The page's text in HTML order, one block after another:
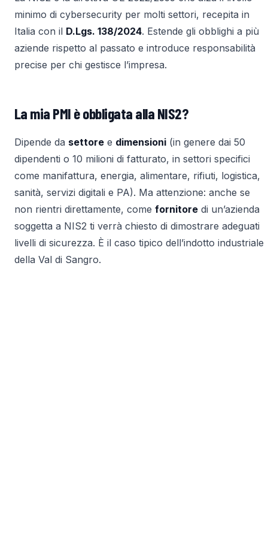
minimo di cybersecurity per molti settori, recepita in
Italia con il D.Lgs. 138/2024. Estende gli obblighi a più
aziende rispetto al passato e introduce responsabilità
precise per chi gestisce l’impresa.
La mia PMI è obbligata alla NIS2?
Dipende da settore e dimensioni (in genere dai 50
dipendenti o 10 milioni di fatturato, in settori specifici
come manifattura, energia, alimentare, rifiuti, logistica,
sanità, servizi digitali e PA). Ma attenzione: anche se
non rientri direttamente, come fornitore di un’azienda
soggetta a NIS2 ti verrà chiesto di dimostrare adeguati
livelli di sicurezza. È il caso tipico dell’indotto industriale
della Val di Sangro.